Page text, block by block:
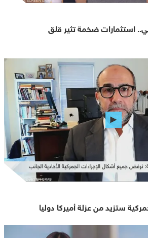
استثمارات ضخمة تثير قلق
ستزيد من عزلة أميركا دوليا